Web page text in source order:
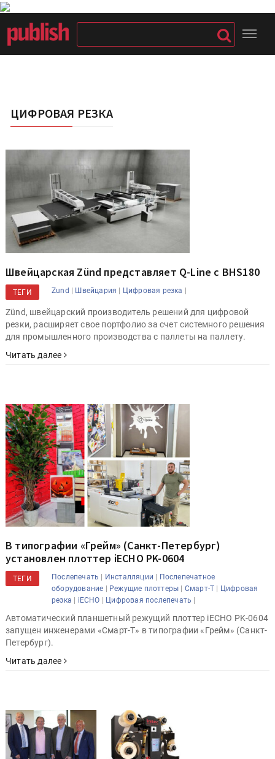
ЦИФРОВАЯ РЕЗКА
Швейцарская Zünd представляет Q-Line с BHS180
ТЕГИ Zund | Швейцария | Цифровая резка |
Zünd, швейцарский производитель решений для цифровой
резки, расширяет свое портфолио за счет системного решения
для промышленного производства с паллеты на паллету.
Читать далее
В типографии «Грейм» (Санкт-Петербург)
установлен плоттер iECHO PK-0604
ТЕГИ Послепечать | Инсталляции | Послепечатное
оборудование | Режущие плоттеры | Смарт-Т | Цифровая
резка | iECHO | Цифровая послепечать |
Автоматический планшетный режущий плоттер iECHO PK-0604
запущен инженерами «Смарт-Т» в типографии «Грейм» (Санкт-
Петербург).
Читать далее